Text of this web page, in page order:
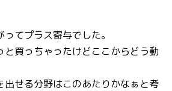
てプラス寄与でした。
と買っちゃったけどここからどう動
出せる分野はこのあたりかなぁと考